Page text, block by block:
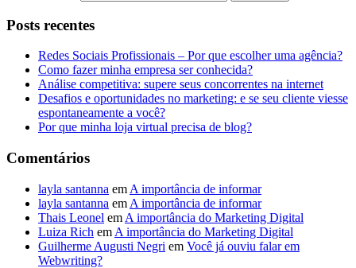
Posts recentes
Redes Sociais Profissionais – Por que escolher uma agência?
Como fazer minha empresa ser conhecida?
Análise competitiva: supere seus concorrentes na internet
Desafios e oportunidades no marketing: e se seu cliente viesse
espontaneamente a você?
Por que minha loja virtual precisa de blog?
Comentários
layla santanna em A importância de informar
layla santanna em A importância de informar
Thais Leonel em A importância do Marketing Digital
Luiza Rich em A importância do Marketing Digital
Guilherme Augusti Negri em Você já ouviu falar em
Webwriting?